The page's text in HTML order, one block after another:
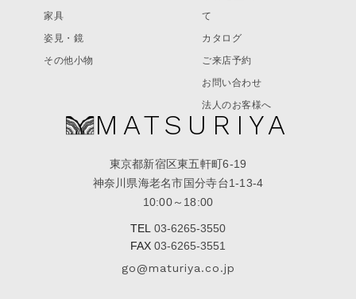
MATSURIYA
東京都新宿区東五軒町6-19
神奈川県海老名市国分寺台1-13-4
10:00～18:00
TEL 03-6265-3550
FAX 03-6265-3551
go@maturiya.co.jp
家具
姿見・鏡
その他小物
て
カタログ
ご来店予約
お問い合わせ
法人のお客様へ